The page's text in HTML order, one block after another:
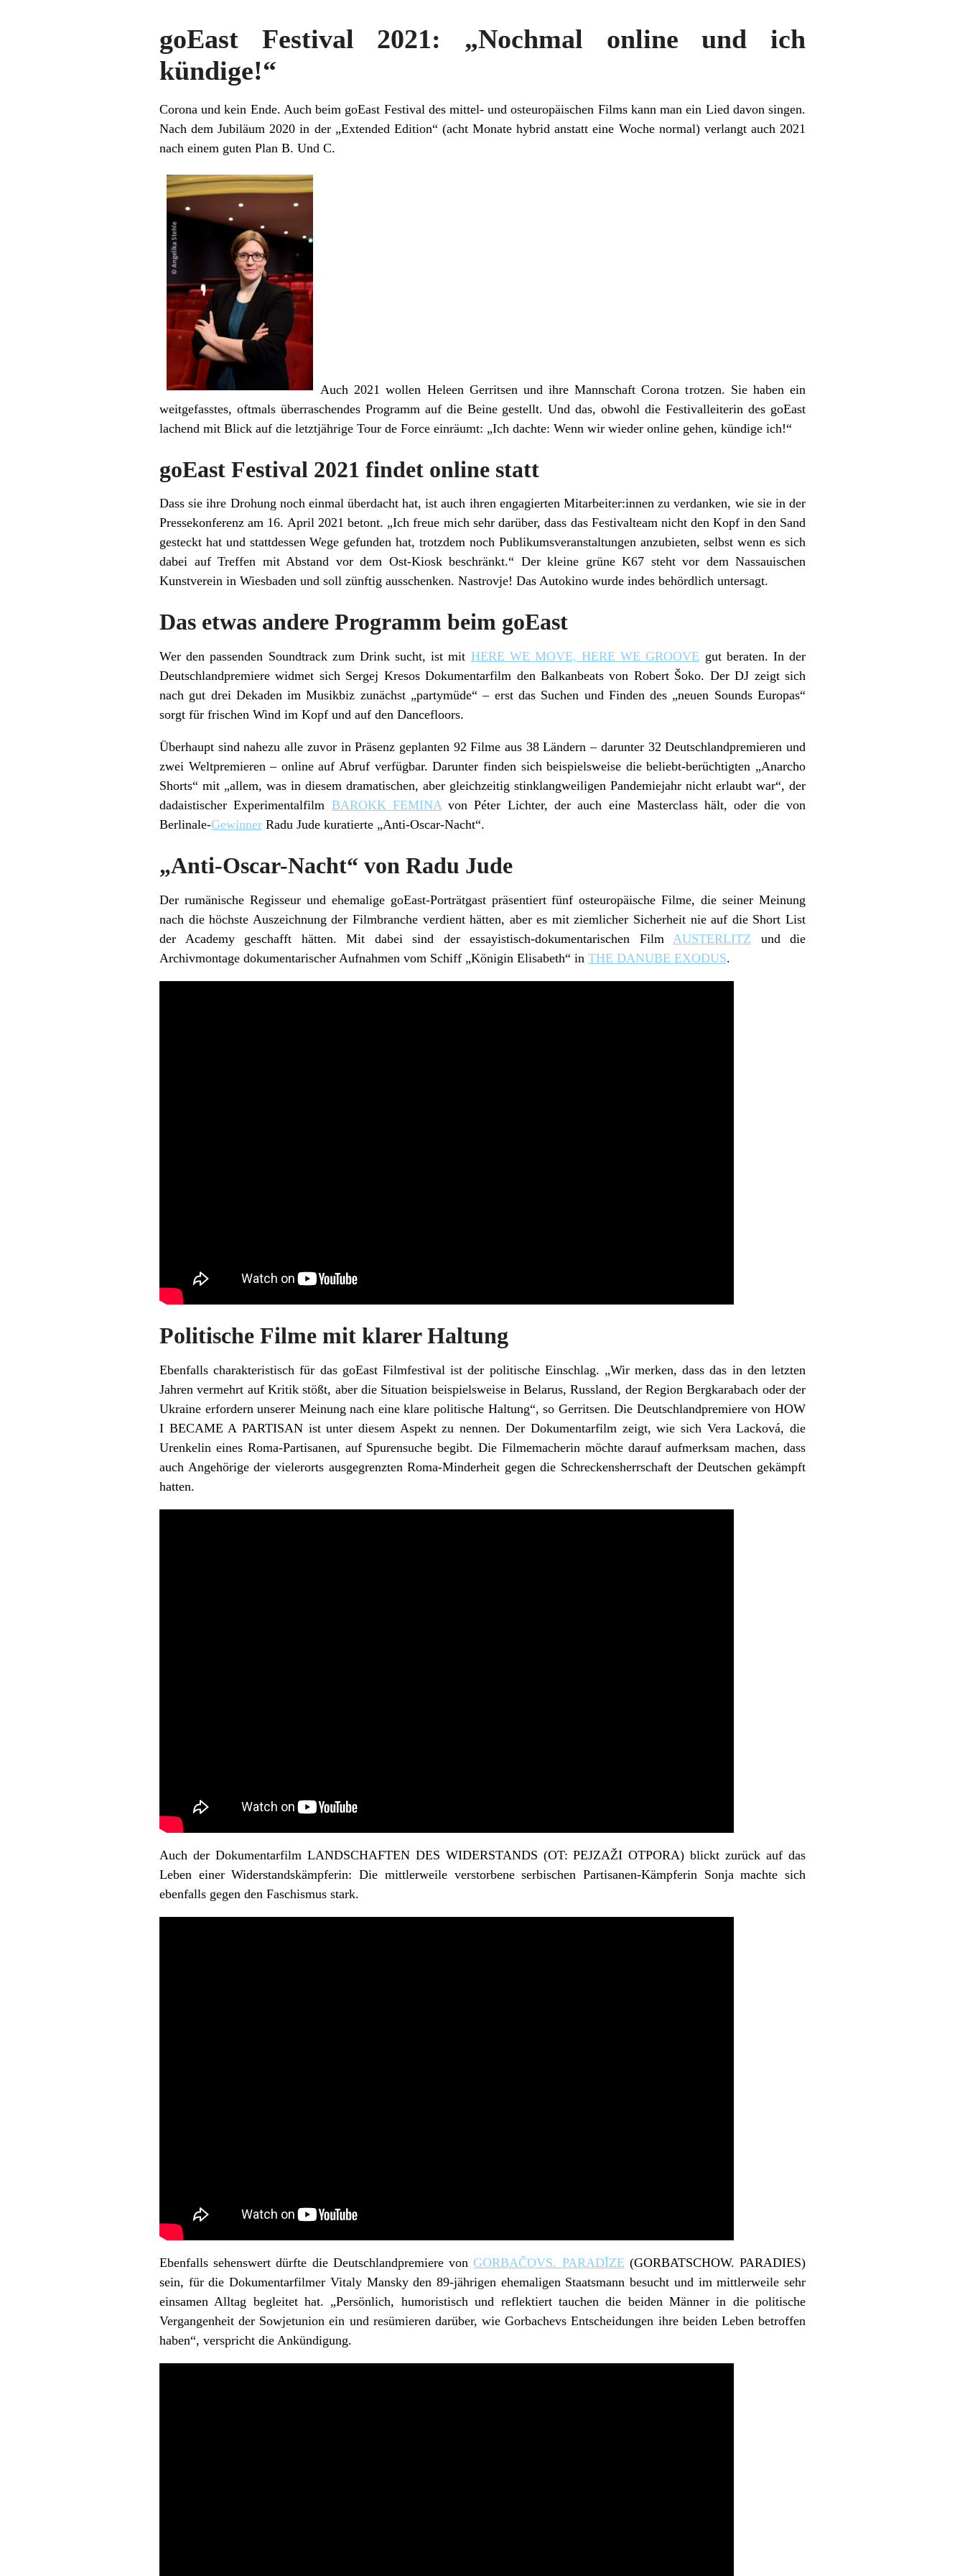
goEast Festival 2021: „Nochmal online und ich
kündige!“
Corona und kein Ende. Auch beim goEast Festival des mittel- und osteuropäischen Films kann man ein Lied davon singen.
Nach dem Jubiläum 2020 in der „Extended Edition“ (acht Monate hybrid anstatt eine Woche normal) verlangt auch 2021
nach einem guten Plan B. Und C.
Auch 2021 wollen Heleen Gerritsen und ihre Mannschaft Corona trotzen. Sie haben ein
weitgefasstes, oftmals überraschendes Programm auf die Beine gestellt. Und das, obwohl die Festivalleiterin des goEast
lachend mit Blick auf die letztjährige Tour de Force einräumt: „Ich dachte: Wenn wir wieder online gehen, kündige ich!“
goEast Festival 2021 findet online statt
Dass sie ihre Drohung noch einmal überdacht hat, ist auch ihren engagierten Mitarbeiter:innen zu verdanken, wie sie in der
Pressekonferenz am 16. April 2021 betont. „Ich freue mich sehr darüber, dass das Festivalteam nicht den Kopf in den Sand
gesteckt hat und stattdessen Wege gefunden hat, trotzdem noch Publikumsveranstaltungen anzubieten, selbst wenn es sich
dabei auf Treffen mit Abstand vor dem Ost-Kiosk beschränkt.“ Der kleine grüne K67 steht vor dem Nassauischen
Kunstverein in Wiesbaden und soll zünftig ausschenken. Nastrovje! Das Autokino wurde indes behördlich untersagt.
Das etwas andere Programm beim goEast
Wer den passenden Soundtrack zum Drink sucht, ist mit HERE WE MOVE, HERE WE GROOVE gut beraten. In der
Deutschlandpremiere widmet sich Sergej Kresos Dokumentarfilm den Balkanbeats von Robert Šoko. Der DJ zeigt sich
nach gut drei Dekaden im Musikbiz zunächst „partymüde“ – erst das Suchen und Finden des „neuen Sounds Europas“
sorgt für frischen Wind im Kopf und auf den Dancefloors.
Überhaupt sind nahezu alle zuvor in Präsenz geplanten 92 Filme aus 38 Ländern – darunter 32 Deutschlandpremieren und
zwei Weltpremieren – online auf Abruf verfügbar. Darunter finden sich beispielsweise die beliebt-berüchtigten „Anarcho
Shorts“ mit „allem, was in diesem dramatischen, aber gleichzeitig stinklangweiligen Pandemiejahr nicht erlaubt war“, der
dadaistischer Experimentalfilm BAROKK FEMINAvon Péter Lichter, der auch eine Masterclass hält, oder die von
Berlinale-Gewinner Radu Jude kuratierte „Anti-Oscar-Nacht“.
„Anti-Oscar-Nacht“ von Radu Jude
Der rumänische Regisseur und ehemalige goEast-Porträtgast präsentiert fünf osteuropäische Filme, die seiner Meinung
nach die höchste Auszeichnung der Filmbranche verdient hätten, aber es mit ziemlicher Sicherheit nie auf die Short List
der Academy geschafft hätten. Mit dabei sind der essayistisch-dokumentarischen Film AUSTERLITZ und die
Archivmontage dokumentarischer Aufnahmen vom Schiff „Königin Elisabeth“ in THE DANUBE EXODUS.
Politische Filme mit klarer Haltung
Ebenfalls charakteristisch für das goEast Filmfestival ist der politische Einschlag. „Wir merken, dass das in den letzten
Jahren vermehrt auf Kritik stößt, aber die Situation beispielsweise in Belarus, Russland, der Region Bergkarabach oder der
Ukraine erfordern unserer Meinung nach eine klare politische Haltung“, so Gerritsen. Die Deutschlandpremiere von HOW
I BECAME A PARTISAN ist unter diesem Aspekt zu nennen. Der Dokumentarfilm zeigt, wie sich Vera Lacková, die
Urenkelin eines Roma-Partisanen, auf Spurensuche begibt. Die Filmemacherin möchte darauf aufmerksam machen, dass
auch Angehörige der vielerorts ausgegrenzten Roma-Minderheit gegen die Schreckensherrschaft der Deutschen gekämpft
hatten.
Auch der Dokumentarfilm LANDSCHAFTEN DES WIDERSTANDS (OT: PEJZAŽI OTPORA) blickt zurück auf das
Leben einer Widerstandskämpferin: Die mittlerweile verstorbene serbischen Partisanen-Kämpferin Sonja machte sich
ebenfalls gegen den Faschismus stark.
Ebenfalls sehenswert dürfte die Deutschlandpremiere vonGORBAČOVS. PARADĪZE (GORBATSCHOW. PARADIES)
sein, für die Dokumentarfilmer Vitaly Mansky den 89-jährigen ehemaligen Staatsmann besucht und im mittlerweile sehr
einsamen Alltag begleitet hat. „Persönlich, humoristisch und reflektiert tauchen die beiden Männer in die politische
Vergangenheit der Sowjetunion ein und resümieren darüber, wie Gorbachevs Entscheidungen ihre beiden Leben betroffen
haben“, verspricht die Ankündigung.